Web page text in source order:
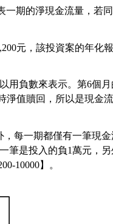
一期的淨現金流量，若
元，該投資案的年化
用負數來表示。第6個月
淨值贖回，所以是現金
每一期都僅有一筆現金
筆是投入的負1萬元，
10000】。